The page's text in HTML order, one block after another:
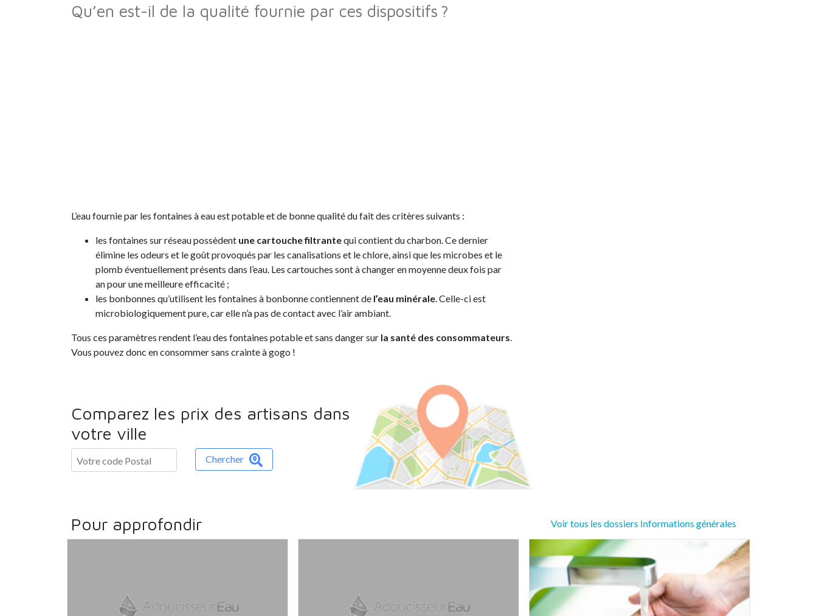
Qu’en est-il de la qualité fournie par ces dispositifs ?
L’eau fournie par les fontaines à eau est potable et de bonne qualité du fait des critères suivants :
les fontaines sur réseau possèdent une cartouche filtrantequi contient du charbon. Ce dernier
élimine les odeurs et le goût provoqués par les canalisations et le chlore, ainsi que les microbes et le
plomb éventuellement présents dans l’eau. Les cartouches sont à changer en moyenne deux fois par
an pour une meilleure efficacité ;
les bonbonnes qu’utilisent les fontaines à bonbonne contiennent de l’eau minérale. Celle-ci est
microbiologiquement pure, car elle n’a pas de contact avec l’air ambiant.
Tous ces paramètres rendent l’eau des fontaines potable et sans danger sur la santé des consommateurs.
Vous pouvez donc en consommer sans crainte à gogo !
Comparez les prix des artisans dans
votre ville
Chercher
Pour approfondir Voir tous les dossiers Informations générales